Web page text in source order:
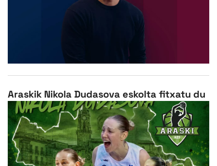
Araskik Nikola Dudasova eskolta fitxatu du